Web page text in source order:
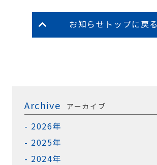
お知らせトップに戻る
Archive アーカイブ
2026年
2025年
2024年